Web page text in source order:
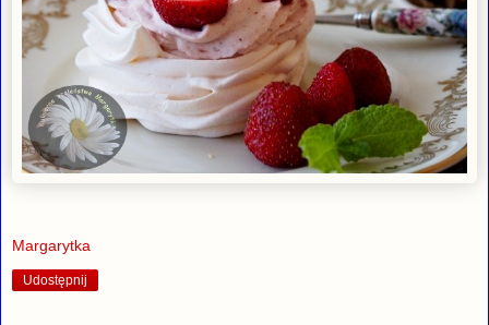
Margarytka
Udostępnij